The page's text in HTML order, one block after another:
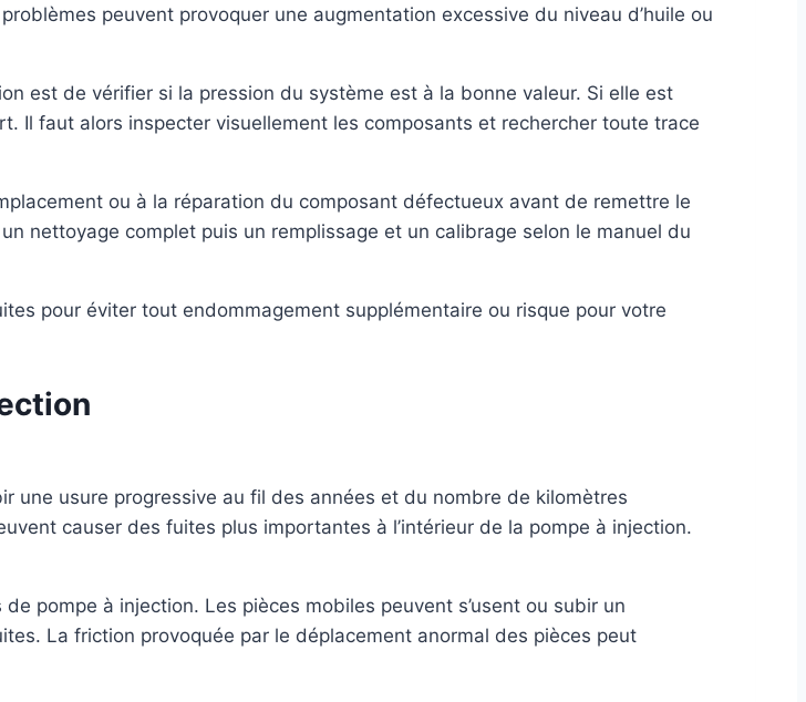
peuvent provoquer une augmentation excessive du niveau d’huile ou
est de vérifier si la pression du système est à la bonne valeur. Si elle est
Il faut alors inspecter visuellement les composants et rechercher toute trace
ou à la réparation du composant défectueux avant de remettre le
nettoyage complet puis un remplissage et un calibrage selon le manuel du
pour éviter tout endommagement supplémentaire ou risque pour votre
une usure progressive au fil des années et du nombre de kilomètres
causer des fuites plus importantes à l’intérieur de la pompe à injection.
pompe à injection. Les pièces mobiles peuvent s’usent ou subir un
La friction provoquée par le déplacement anormal des pièces peut